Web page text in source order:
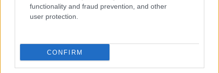
functionality and fraud prevention, and other
user protection.
CONFIRM